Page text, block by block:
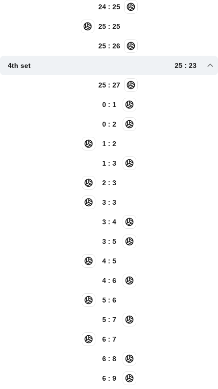
24 : 25
25 : 25
25 : 26
4th set 25 : 23
25 : 27
0 : 1
0 : 2
1 : 2
1 : 3
2 : 3
3 : 3
3 : 4
3 : 5
4 : 5
4 : 6
5 : 6
5 : 7
6 : 7
6 : 8
6 : 9